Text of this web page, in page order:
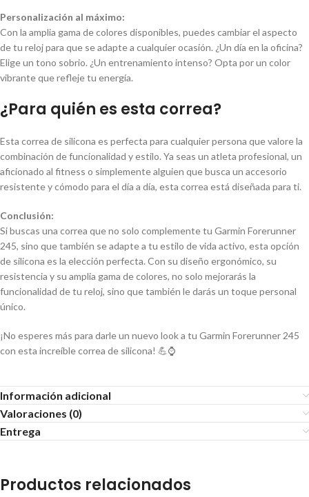
Personalización al máximo:
Con la amplia gama de colores disponibles, puedes cambiar el aspecto
de tu reloj para que se adapte a cualquier ocasión. ¿Un día en la oficina?
Elige un tono sobrio. ¿Un entrenamiento intenso? Opta por un color
vibrante que refleje tu energía.
¿Para quién es esta correa?
Esta correa de silicona es perfecta para cualquier persona que valore la
combinación de funcionalidad y estilo. Ya seas un atleta profesional, un
aficionado al fitness o simplemente alguien que busca un accesorio
resistente y cómodo para el día a día, esta correa está diseñada para ti.
Conclusión:
Si buscas una correa que no solo complemente tu Garmin Forerunner
245, sino que también se adapte a tu estilo de vida activo, esta opción
de silicona es la elección perfecta. Con su diseño ergonómico, su
resistencia y su amplia gama de colores, no solo mejorarás la
funcionalidad de tu reloj, sino que también le darás un toque personal
único.
¡No esperes más para darle un nuevo look a tu Garmin Forerunner 245
con esta increíble correa de silicona! 💪⌚
Información adicional
Valoraciones (0)
Entrega
Productos relacionados